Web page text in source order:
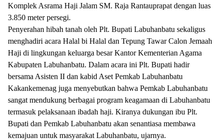
Komplek Asrama Haji Jalam SM. Raja Rantauprapat dengan luas
3.850 meter persegi.
Penyerahan hibah tanah oleh Plt. Bupati Labuhanbatu sekaligus
menghadiri acara Halal bi Halal dan Tepung Tawar Calon Jemaah
Haji di lingkungan keluarga besar Kantor Kementerian Agama
Kabupaten Labuhanbatu. Dalam acara ini Plt. Bupati hadir
bersama Asisten II dan kabid Aset Pemkab Labuhanbatu
Kakankemenag juga menyebutkan bahwa Pemkab Labuhanbatu
sangat mendukung berbagai program keagamaan di Labuhanbatu
termasuk pelaksanaan ibadah haji. Kiranya dukungan ibu Plt.
Bupati dan Pemkab Labuhanbatu akan senantiasa membawa
kemajuan untuk masyarakat Labuhanbatu, ujarnya.